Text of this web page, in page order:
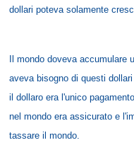
dollari poteva solamente
Il mondo doveva accumulare
aveva bisogno di questi
il dollaro era l'unico
nel mondo era assicurato e
tassare il mondo.